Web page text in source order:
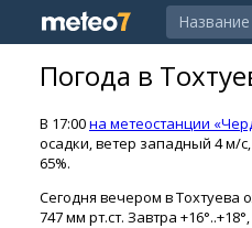
Погода в
В 17:00на метеостанции
осадки, ветер западный 4 м/
65%.
Сегодня вечером в Тохтуева
747 мм рт.ст. Завтра